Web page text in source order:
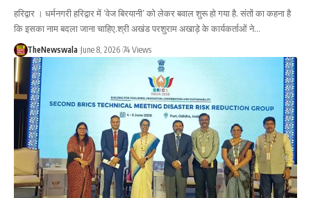
हरिद्वार । धर्मनगरी हरिद्वार में ‘वेज बिरयानी’ को लेकर बवाल शुरू हो गया है. संतों का कहना है
कि इसका नाम बदला जाना चाहिए.श्री अखंड परशुराम अखाड़े के कार्यकर्ताओं ने…
TheNewswala June 8, 2026 74 Views